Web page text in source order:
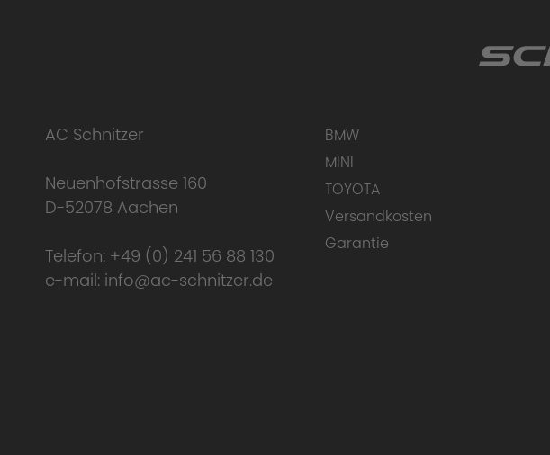
AC Schnitzer
Neuenhofstrasse 160
D-52078 Aachen
Telefon: +49 (0) 241 56 88 130
e-mail: info@ac-schnitzer.de
BMW
MINI
TOYOTA
Versandkosten
Garantie